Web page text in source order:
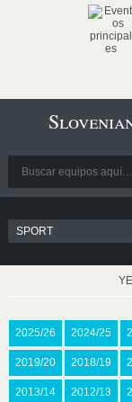
2025/26 2024/25
2019/20 2018/19
2013/14 2012/13